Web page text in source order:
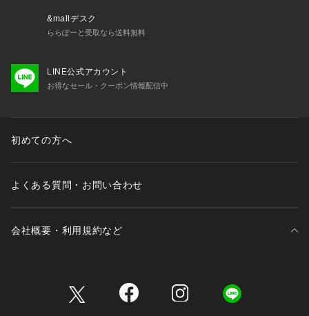
85：26.5cm
90：27.0cm
※この商品はサンプルでの撮影を行っています。
実際の商品とイメージ、仕様が異なる場合がございます。
&mallデスク
ららぽーと受取なら送料無料
LINE公式アカウント
お得なセール・クーポン情報配信中
初めての方へ
よくある質問・お問い合わせ
会社概要・利用規約など